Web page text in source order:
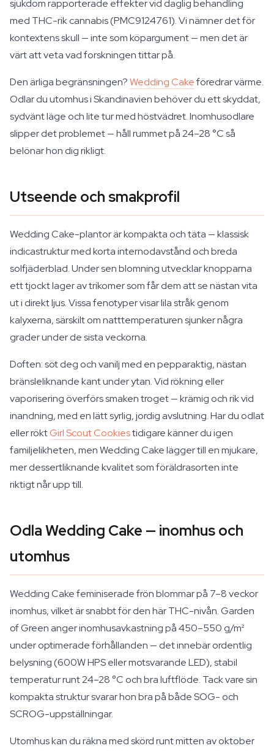
sjukdom rapporterade effekter vid daglig behandling
med THC-rik cannabis (PMC9124761). Vi nämner det för
kontextens skull — inte som köpargument — men det är
värt att veta vad forskningen tittar på.
Den ärliga begränsningen?Wedding Cakeföredrar värme.
Odlar du utomhus i Skandinavien behöver du ett skyddat,
sydvänt läge och lite tur med höstvädret. Inomhusodlare
slipper det problemet — håll rummet på 24–28 °C så
belönar hon dig rikligt.
Utseende och smakprofil
Wedding Cake-plantor är kompakta och täta — klassisk
indicastruktur med korta internodavstånd och breda
solfjäderblad. Under sen blomning utvecklar knopparna
ett tjockt lager av trikomer som får dem att se nästan vita
ut i direkt ljus. Vissa fenotyper visar lila stråk genom
kalyxerna, särskilt om natttemperaturen sjunker några
grader under de sista veckorna.
Doften: söt deg och vanilj med en pepparaktig, nästan
bränsleliknande kant under ytan. Vid rökning eller
vaporisering överförs smaken troget — krämig och rik vid
inandning, med en lätt syrlig, jordig avslutning. Har du odlat
eller röktGirl Scout Cookiestidigare känner du igen
familjelikheten, men Wedding Cake lägger till en mjukare,
mer dessertliknande kvalitet som föräldrasorten inte
riktigt når upp till.
Odla Wedding Cake — inomhus och
utomhus
Wedding Cake feminiserade frön blommar på 7–8 veckor
inomhus, vilket är snabbt för den här THC-nivån. Garden
of Green anger inomhusavkastning på 450–550 g/m²
under optimerade förhållanden — det innebär ordentlig
belysning (600W HPS eller motsvarande LED), stabil
temperatur runt 24–28 °C och bra luftflöde. Tack vare sin
kompakta struktur svarar hon bra på både SOG- och
SCROG-uppställningar.
Utomhus kan du räkna med skörd runt mitten av oktober